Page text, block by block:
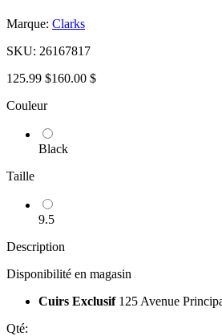
Marque: Clarks
SKU: 26167817
125.99 $160.00 $
Couleur
Black
Taille
9.5
Description
Disponibilité en magasin
Cuirs Exclusif 125 Avenue
Qté: